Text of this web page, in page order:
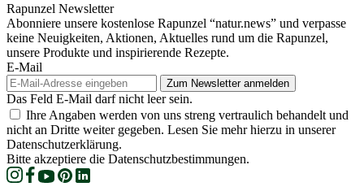
Rapunzel Newsletter
Abonniere unsere kostenlose Rapunzel “natur.news” und verpasse
keine Neuigkeiten, Aktionen, Aktuelles rund um die Rapunzel,
unsere Produkte und inspirierende Rezepte.
E-Mail
Das Feld E-Mail darf nicht leer sein.
Ihre Angaben werden von uns streng vertraulich behandelt und
nicht an Dritte weiter gegeben. Lesen Sie mehr hierzu in unserer
Datenschutzerklärung.
Bitte akzeptiere die Datenschutzbestimmungen.